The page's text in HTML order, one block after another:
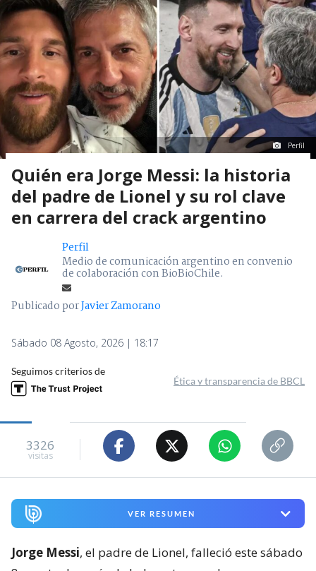
Perfil
Quién era Jorge Messi: la historia
del padre de Lionel y su rol clave
en carrera del crack argentino
Perfil
Medio de comunicación argentino en convenio
de colaboración con BioBioChile.
Publicado porJavier Zamorano
Sábado 08 Agosto, 2026 | 18:17
Seguimos criterios de
Ética y transparencia de BBCL
3326
visitas
VER RESUMEN
Jorge Messi, el padre de Lionel, falleció este sábado